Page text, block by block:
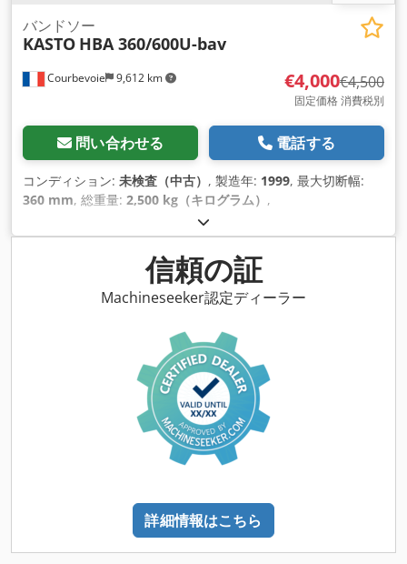
Courbevoie 9,612 km
バンドソー
KASTO HBA 360/600U-bav
€4,000€4,500
固定価格 消費税別
問い合わせる 電話する
コンディション: 未検査（中古） , 製造年: 1999, 最大切断幅:
360 mm, 総重量: 2,500 kg（キログラム） ,
信頼の証
Machineseeker認定ディーラー
詳細情報はこちら